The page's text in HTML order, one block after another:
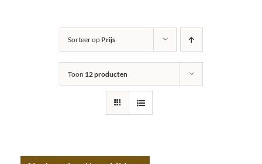
Sorteer op Prijs
Toon 12 producten